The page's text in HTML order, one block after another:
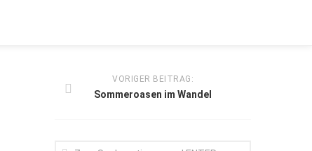
VORIGER BEITRAG:
Sommeroasen im Wandel